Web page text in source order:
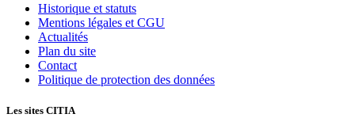
Historique et statuts
Mentions légales et CGU
Actualités
Plan du site
Contact
Politique de protection des données
Les sites CITIA